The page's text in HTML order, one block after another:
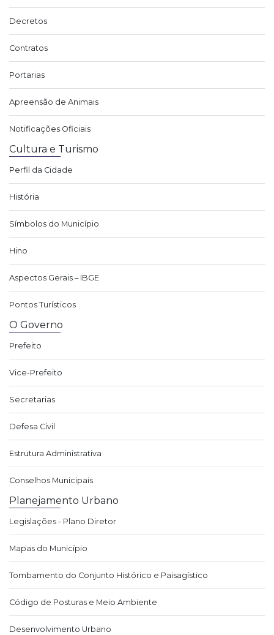
Decretos
Contratos
Portarias
Apreensão de Animais
Notificações Oficiais
Cultura e Turismo
Perfil da Cidade
História
Símbolos do Município
Hino
Aspectos Gerais – IBGE
Pontos Turísticos
O Governo
Prefeito
Vice-Prefeito
Secretarias
Defesa Civil
Estrutura Administrativa
Conselhos Municipais
Planejamento Urbano
Legislações - Plano Diretor
Mapas do Município
Tombamento do Conjunto Histórico e Paisagístico
Código de Posturas e Meio Ambiente
Desenvolvimento Urbano